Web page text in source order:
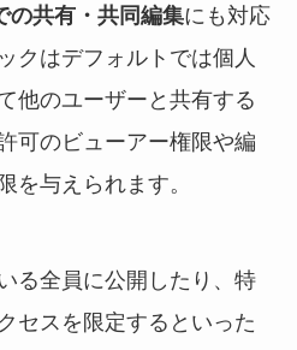
の共有・共同編集にも対応
クはデフォルトでは個人
他のユーザーと共有する
可のビューアー権限や編
を与えられます。
る全員に公開したり、特
セスを限定するといった